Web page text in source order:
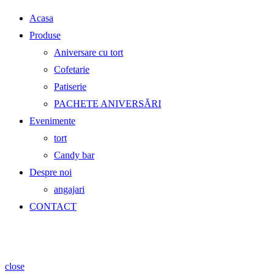
Acasa
Produse
Aniversare cu tort
Cofetarie
Patiserie
PACHETE ANIVERSĂRI
Evenimente
tort
Candy bar
Despre noi
angajari
CONTACT
close